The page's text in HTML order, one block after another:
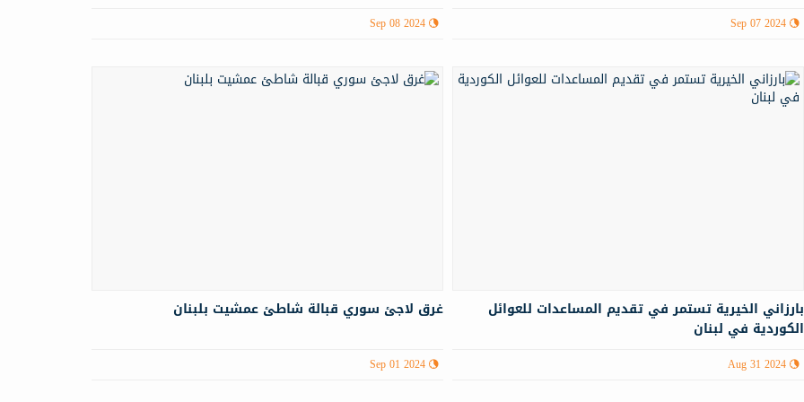
Sep 08 2024 Sep 07 2024
غرق لاجئ سوري قبالة شاطئ عمشيت بلبنان
Sep 01 2024
بارزاني الخيرية تستمر في تقديم المساعدات للعوائل
الكوردية في لبنان
Aug 31 2024